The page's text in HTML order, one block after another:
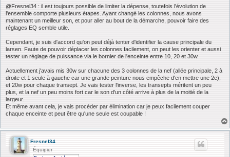
@Fresnel34 : il est toujours possible de limiter la dépense, toutefois l'évolution de
l'ensemble comporte plusieurs étapes. Ayant changé les colonnes, nous avons
maintenant un meilleur son, et pour aller au bout de la démarche, pouvoir faire des
réglages EQ semble utile.
Cependant, je suis d'accord qu'on peut déjà tenter d'identifier la cause principale du
larsen. Faute de pouvoir déplacer les colonnes facilement, on peut les orienter et aussi
tester un réglage de puissance via le bornier de l'enceinte entre 10, 20 et 30w.
Actuellement j'avais mis 30w sur chacune des 3 colonnes de la nef (allée principale, 2 à
droite et 1 seule à gauche car une grande peinture nous empêche d'en mettre une 2e),
et 20w pour chaque transept. Je vais tester l'inverse, les transepts méritent un peu
plus, et la nef un peu moins fort car le son d'un côté arrive à plus de la moitié de la
largeur.
Et même avant cela, je vais procéder par élimination car je peux facilement couper
chaque enceinte et peut être qu'une seule est coupable !
Fresnel34
Équipier